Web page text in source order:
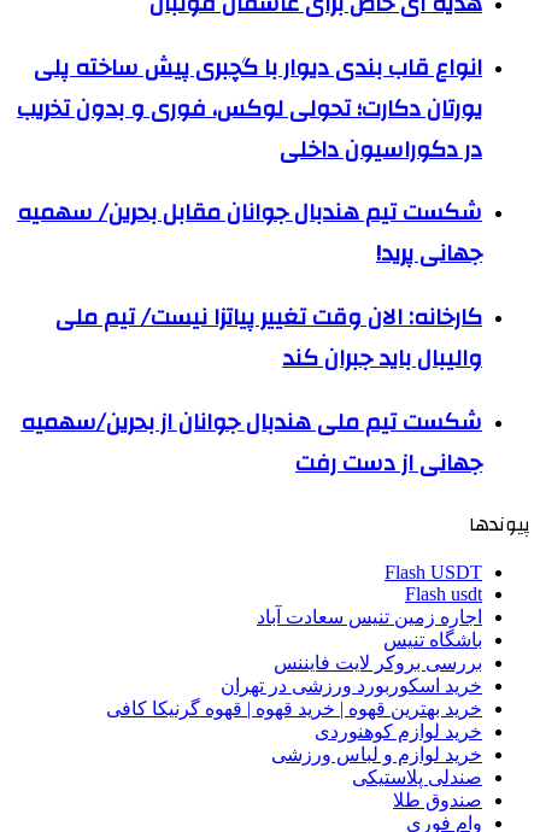
انواع قاب بندی دیوار با گچبری پیش ساخته پلی
یورتان دکارت؛ تحولی لوکس، فوری و بدون تخریب
در دکوراسیون داخلی
شکست تیم هندبال جوانان مقابل بحرین/ سهمیه
جهانی پرید!
کارخانه: الان وقت تغییر پیاتزا نیست/ تیم ملی
والیبال باید جبران کند
شکست تیم ملی هندبال جوانان از بحرین/سهمیه
جهانی از دست رفت
پیوندها
Flash USDT
Flash usdt
اجاره زمین تنیس سعادت آباد
باشگاه تنیس
بررسی بروکر لایت فایننس
خرید اسکوربورد ورزشی در تهران
خرید بهترین قهوه | خرید قهوه | قهوه گرنیکا کافی
خرید لوازم کوهنوردی
خرید لوازم و لباس ورزشی
صندلی پلاستیکی
صندوق طلا
وام فوری